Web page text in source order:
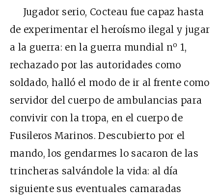
Jugador serio, Cocteau fue capaz hasta
de experimentar el heroísmo ilegal y jugar
a la guerra: en la guerra mundial no 1,
rechazado por las autoridades como
soldado, halló el modo de ir al frente como
servidor del cuerpo de ambulancias para
convivir con la tropa, en el cuerpo de
Fusileros Marinos. Descubierto por el
mando, los gendarmes lo sacaron de las
trincheras salvándole la vida: al día
siguiente sus eventuales camaradas